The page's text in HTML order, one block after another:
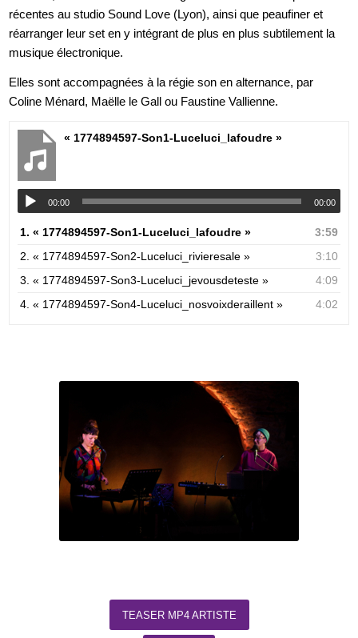
récentes au studio Sound Love (Lyon), ainsi que peaufiner et
réarranger leur set en y intégrant de plus en plus subtilement la
musique électronique.
Elles sont accompagnées à la régie son en alternance, par
Coline Ménard, Maëlle le Gall ou Faustine Vallienne.
« 1774894597-Son1-Luceluci_lafoudre »
00:00 00:00
1.« 1774894597-Son1-Luceluci_lafoudre »
3:59
2.« 1774894597-Son2-Luceluci_rivieresale »
3:10
3.« 1774894597-Son3-Luceluci_jevousdeteste »
4:09
4.« 1774894597-Son4-Luceluci_nosvoixderaillent » 4:02
TEASER MP4 ARTISTE